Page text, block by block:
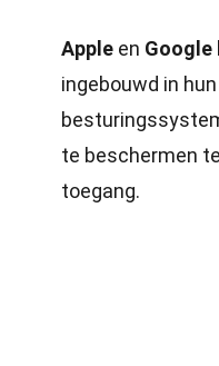
Apple en Google
ingebouwd in
te beschermen
toegang.